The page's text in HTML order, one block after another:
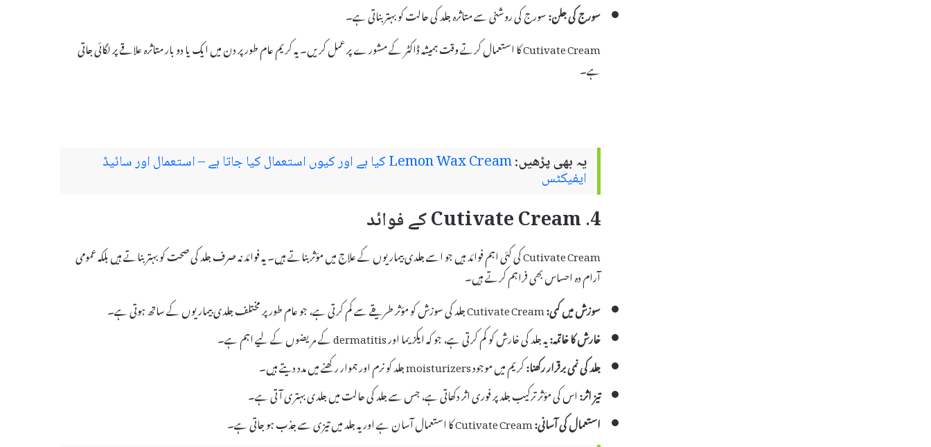
سورج کی جلن:سورج کی روشنی سے متاثرہ جلد کی حالت کو بہتر بناتی ہے۔
Cutivate Cream کا استعمال کرتے وقت ہمیشہ ڈاکٹر کے مشورے پر عمل کریں۔ یہ کریم عام طور پر دن میں ایک یا دو بار متاثرہ علاقے پر لگائی جاتی
ہے۔
یہ بھی پڑھیں: Lemon Wax Cream کیا ہے اور کیوں استعمال کیا جاتا ہے – استعمال اور سائیڈ
ایفیکٹس
4. Cutivate Cream کے فوائد
Cutivate Cream کی کئی اہم فوائد ہیں جو اسے جلدی بیماریوں کے علاج میں مؤثر بناتے ہیں۔ یہ فوائد نہ صرف جلد کی صحت کو بہتر بناتے ہیں بلکہ عمومی
آرام دہ احساس بھی فراہم کرتے ہیں۔
سوزش میں کمی:
خارش کا خاتمہ:یہ جلد کی خارش کو کم کرتی ہے، جو کہ ایکزیما اور dermatitis کے مریضوں کے لیے اہم ہے۔
جلد کی نمی برقرار رکھنا:کریم میں موجود moisturizers جلد کو نرم اور ہموار رکھنے میں مدد دیتے ہیں۔
تیز اثر:اس کی مؤثر ترکیب جلد پر فوری اثر دکھاتی ہے، جس سے جلد کی حالت میں جلدی بہتری آتی ہے۔
استعمال کی آسانی: